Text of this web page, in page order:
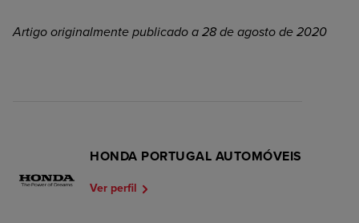
Artigo originalmente publicado a 28 de agosto de 2020
HONDA PORTUGAL AUTOMÓVEIS
Ver perfil